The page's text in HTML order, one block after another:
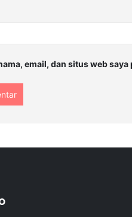
email, dan situs web